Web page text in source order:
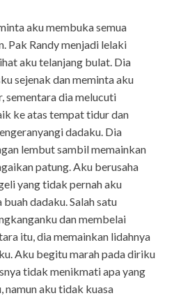
aku membuka semua
Pak Randy menjadi lelaki
aku telanjang bulat. Dia
sejenak dan meminta aku
sementara dia melucuti
ke atas tempat tidur dan
dadaku. Dia
lembut sambil memainkan
patung. Aku berusaha
yang tidak pernah aku
dadaku. Salah satu
dan membelai
itu, dia memainkan lidahnya
Aku begitu marah pada diriku
tidak menikmati apa yang
namun aku tidak kuasa